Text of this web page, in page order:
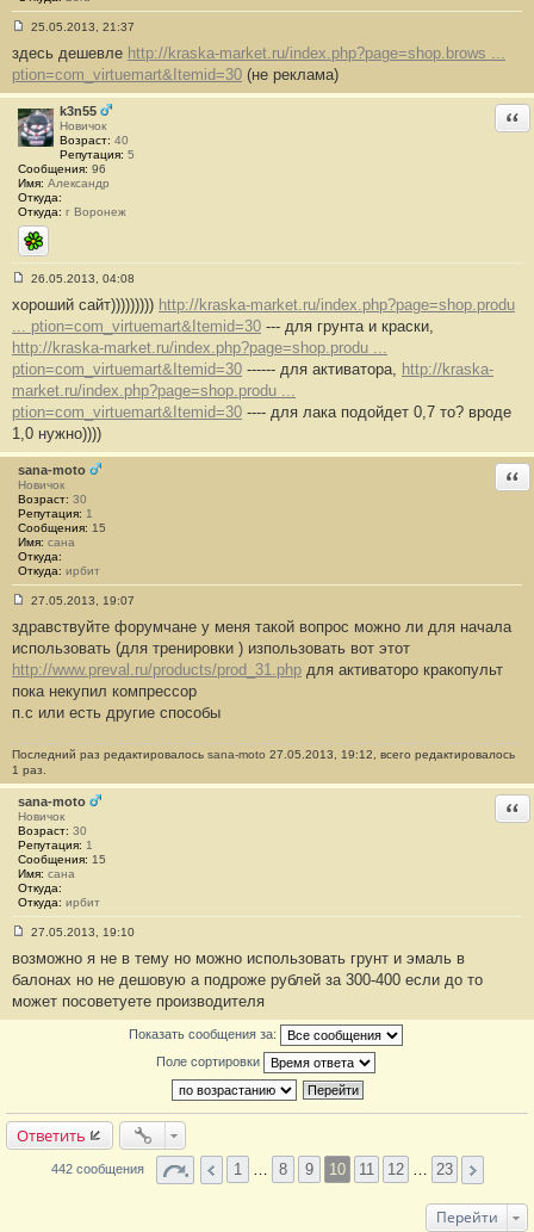
о
о
б
щ
е
н
и
#
1
9
7
25.05.2013, 21:37
здесь дешевле http://kraska-market.ru/index.php?page=shop.brows ...
ption=com_virtuemart&Itemid=30 (не реклама)
k3n55
Новичок
Возраст: 40
Репутация: 5
Сообщения: 96
Имя: Александр
Откуда:
Откуда: г Воронеж
ICQ
о
о
б
щ
е
н
и
е
#
1
8
26.05.2013, 04:08
хороший сайт))))))))) http://kraska-market.ru/index.php?page=shop.produ
... ption=com_virtuemart&Itemid=30 --- для грунта и краски,
http://kraska-market.ru/index.php?page=shop.produ ...
ption=com_virtuemart&Itemid=30 ------ для активатора, http://kraska-
market.ru/index.php?page=shop.produ ...
ption=com_virtuemart&Itemid=30 ---- для лака подойдет 0,7 то? вроде
1,0 нужно))))
sana-moto
Новичок
Возраст: 30
Репутация: 1
Сообщения: 15
Имя: сана
Откуда:
Откуда: ирбит
о
о
б
щ
е
н
и
1
9
9
27.05.2013, 19:07
здравствуйте форумчане у меня такой вопрос можно ли для начала
использовать (для тренировки ) изпользовать вот этот
http://www.preval.ru/products/prod_31.php для активаторо кракопульт
пока некупил компрессор
п.с или есть другие способы
Последний раз редактировалось sana-moto 27.05.2013, 19:12, всего редактировалось
1 раз.
sana-moto
Новичок
Возраст: 30
Репутация: 1
Сообщения: 15
Имя: сана
Откуда:
Откуда: ирбит
о
б
щ
0
27.05.2013, 19:10
возможно я не в тему но можно использовать грунт и эмаль в
балонах но не дешовую а подроже рублей за 300-400 если до то
может посоветуете производителя
Показать сообщения за:
Поле сортировки
Ответить
442 сообщения 1 … 8 9 10 11 12 … 23
Перейти